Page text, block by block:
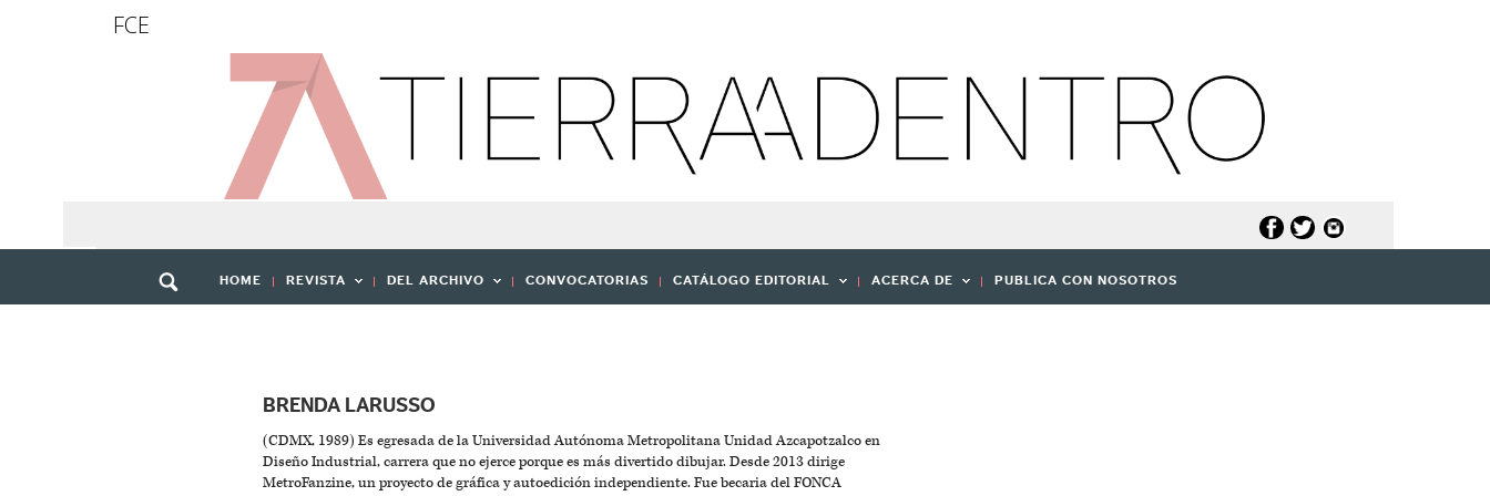
FCE
HOME REVISTA DEL ARCHIVO CONVOCATORIAS CATÁLOGO EDITORIAL ACERCA DE PUBLICA CON NOSOTROS
BRENDA LARUSSO
(CDMX, 1989) Es egresada de la Universidad Autónoma Metropolitana Unidad Azcapotzalco en
Diseño Industrial, carrera que no ejerce porque es más divertido dibujar. Desde 2013 dirige
MetroFanzine, un proyecto de gráfica y autoedición independiente. Fue becaria del FONCA